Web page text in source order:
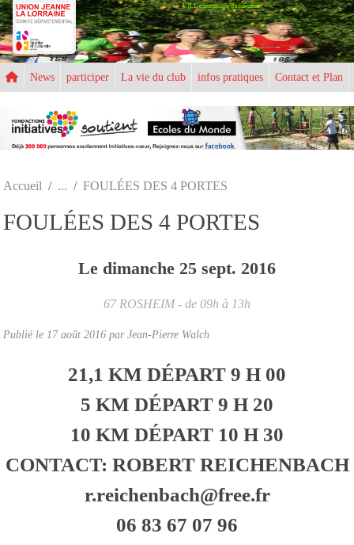
UJLL commission d'athlétisme
News participer La vie du club infos pratiques Contact et Plan
Accueil FOULÉES DES 4 PORTES
FOULÉES DES 4 PORTES
Le dimanche 25 sept. 2016
67 ROSHEIM - de 09h à 13h
Publié le 17 août 2016 parJean-Pierre Walch
21,1 KM DÉPART 9 H 00
5 KM DÉPART 9 H 20
10 KM DÉPART 10 H 30
CONTACT: ROBERT REICHENBACH
r.reichenbach@free.fr
06 83 67 07 96
Panneau de gestion des cookies